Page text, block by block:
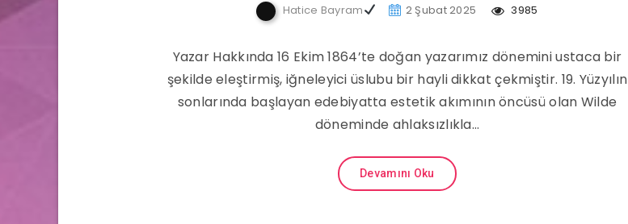
Hatice Bayram 2 Şubat 2025 3985
Yazar Hakkında 16 Ekim 1864’te doğan yazarımız dönemini ustaca bir
şekilde eleştirmiş, iğneleyici üslubu bir hayli dikkat çekmiştir. 19. Yüzyılın
sonlarında başlayan edebiyatta estetik akımının öncüsü olan Wilde
döneminde ahlaksızlıkla…
Devamını Oku